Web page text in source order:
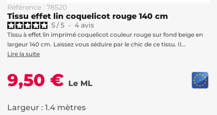
Référence : 78520
Tissu effet lin coquelicot rouge 140 cm
5/5 - 4 avis
Tissu à effet lin imprimé coquelicot couleur rouge sur fond beige en
largeur 140 cm. Laissez vous séduire par le chic de ce tissu. Il...
Lire la suite
9,50 € Le ML
Largeur : 1.4 mètres